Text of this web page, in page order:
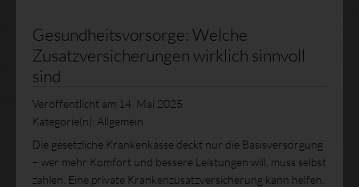
Gesundheitsvorsorge: Welche
Zusatzversicherungen wirklich sinnvoll
sind
Veröffentlicht am 14. Mai 2025
Kategorie(n): Allgemein
Die gesetzliche Krankenkasse deckt nur die Basisversorgung
– wer mehr Komfort und bessere Leistungen will, muss selbst
zahlen. Eine private Krankenzusatzversicherung kann helfen,